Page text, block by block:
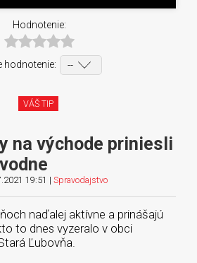
Hodnotenie:
hodnotenie:
VÁŠ TIP
na východe priniesli
19:51 | Spravodajstvo
naďalej aktívne a prinášajú
to dnes vyzeralo v obci
Ľubovňa.